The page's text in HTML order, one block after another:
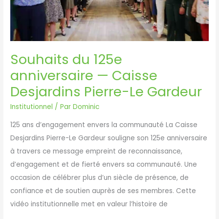
municipale
Souhaits du 125e
anniversaire — Caisse
Desjardins Pierre-Le Gardeur
Institutionnel / ParDominic
125 ans d’engagement envers la communauté La Caisse
Desjardins Pierre-Le Gardeur souligne son 125e anniversaire
à travers ce message empreint de reconnaissance,
d’engagement et de fierté envers sa communauté. Une
occasion de célébrer plus d’un siècle de présence, de
confiance et de soutien auprès de ses membres. Cette
vidéo institutionnelle met en valeur l’histoire de